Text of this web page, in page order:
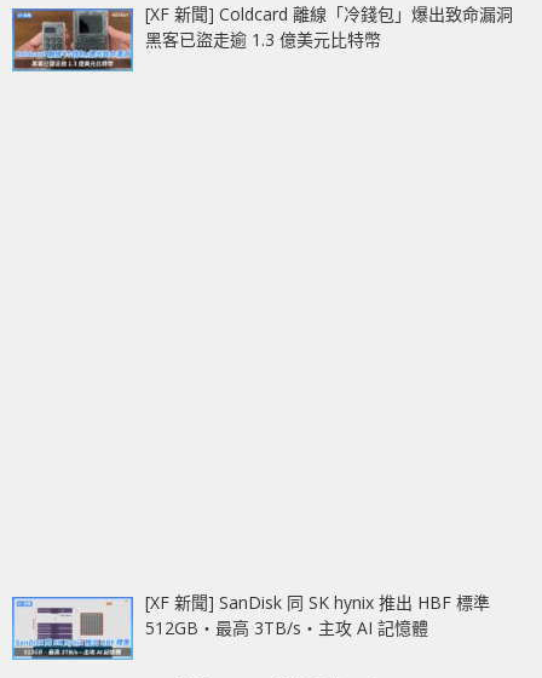
[XF 新聞] Coldcard 離線「冷錢包」爆出致命漏洞
黑客已盜走逾 1.3 億美元比特幣
[XF 新聞] SanDisk 同 SK hynix 推出 HBF 標準
512GB‧最高 3TB/s‧主攻 AI 記憶體